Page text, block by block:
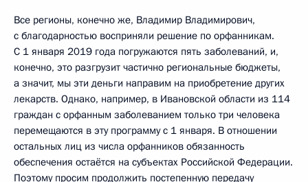
Все регионы, конечно же, Владимир Владимирович,
с благодарностью восприняли решение по орфанникам.
С 1 января 2019 года погружаются пять заболеваний, и,
конечно, это разгрузит частично региональные бюджеты,
а значит, мы эти деньги направим на приобретение других
лекарств. Однако, например, в Ивановской области из 114
граждан с орфанным заболеванием только три человека
перемещаются в эту программу с 1 января. В отношении
остальных лиц из числа орфанников обязанность
обеспечения остаётся на субъектах Российской Федерации.
Поэтому просим продолжить постепенную передачу